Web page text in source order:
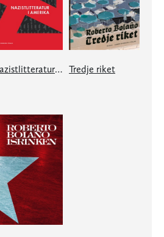
Nazistlitteratur i Amerika Tredje riket